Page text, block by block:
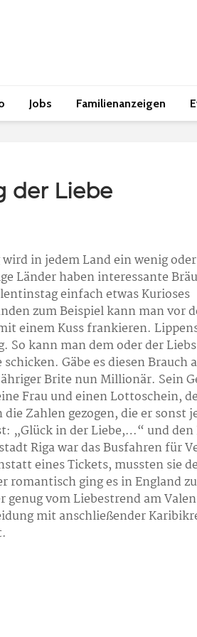
Jobs Familienanzeigen
der Liebe
in jedem Land ein wenig
Länder haben interessante
einfach etwas Kurioses
zum Beispiel kann man vor
einem Kuss frankieren.
kann man dem oder der
Gäbe es diesen Brauch
Brite nun Millionär. Sein
Frau und einen Lottoschein,
Zahlen gezogen, die er sonst
„Glück in der Liebe,…“ und den
Riga war das Busfahren für
eines Tickets, mussten sie
romantisch ging es in England
genug vom Liebestrend am
mit anschließender